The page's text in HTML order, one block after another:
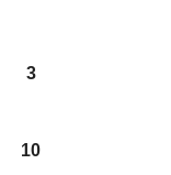
3
10